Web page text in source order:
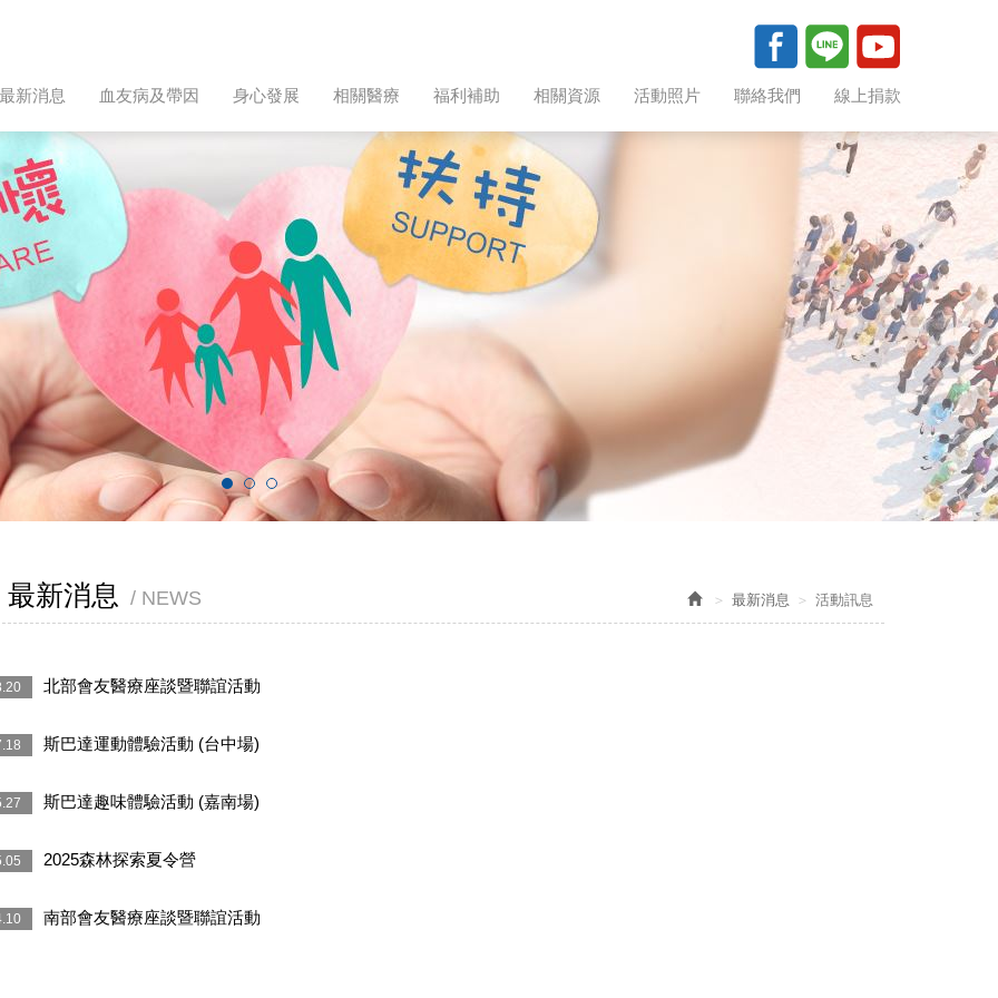
最新消息 血友病及帶因 身心發展 相關醫療 福利補助 相關資源 活動照片 聯絡我們 線上捐款
最新消息 活動訊息
最新消息 NEWS
北部會友醫療座談暨聯誼活動
斯巴達運動體驗活動 (台中場)
斯巴達趣味體驗活動 (嘉南場)
2025森林探索夏令營
南部會友醫療座談暨聯誼活動